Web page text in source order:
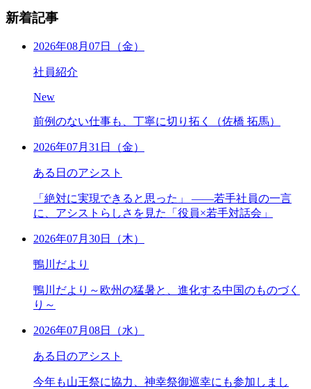
新着記事
2026年08月07日（金）
社員紹介
New
前例のない仕事も、丁寧に切り拓く（佐橋 拓馬）
2026年07月31日（金）
ある日のアシスト
「絶対に実現できると思った」 ――若手社員の一言
に、アシストらしさを見た「役員×若手対話会」
2026年07月30日（木）
鴨川だより
鴨川だより～欧州の猛暑と、進化する中国のものづく
り～
2026年07月08日（水）
ある日のアシスト
今年も山王祭に協力、神幸祭御巡幸にも参加しまし